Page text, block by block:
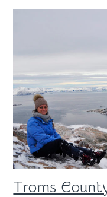
Troms